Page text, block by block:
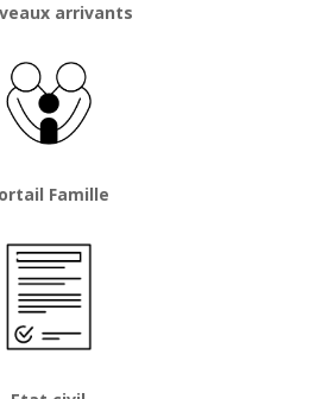
arrivants
Famille